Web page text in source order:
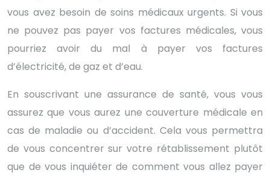
vous avez besoin de soins médicaux urgents. Si vous
ne pouvez pas payer vos factures médicales, vous
pourriez avoir du mal à payer vos factures
d’électricité, de gaz et d’eau.
En souscrivant une assurance de santé, vous vous
assurez que vous aurez une couverture médicale en
cas de maladie ou d’accident. Cela vous permettra
de vous concentrer sur votre rétablissement plutôt
que de vous inquiéter de comment vous allez payer